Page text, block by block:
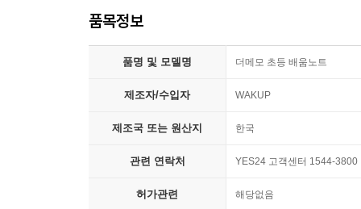
품목정보
품명 및 모델명 더메모 초등 배움노트
제조자/수입자 WAKUP
제조국 또는 원산지 한국
관련 연락처 YES24 고객센터 1544-3800
허가관련 해당없음